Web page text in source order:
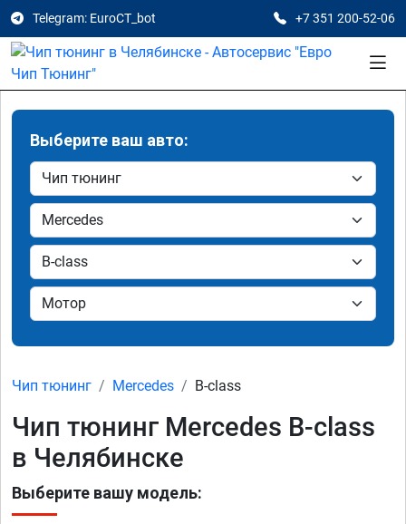
Telegram: EuroCT_bot +7 351 200-52-06
Выберите ваш авто:
Чип тюнинг Mercedes B-class
Чип тюнинг Mercedes B-class
в Челябинске
Выберите вашу модель: